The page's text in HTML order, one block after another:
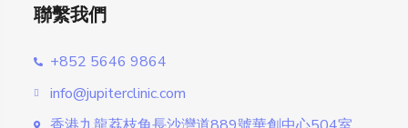
聯繫我們
+852 5646 9864
info@jupiterclinic.com